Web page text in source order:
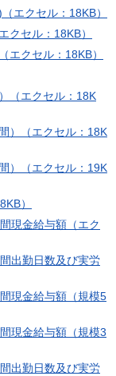
エクセル：18KB）
クセル：18KB）
エクセル：18KB）
（エクセル：18K
）（エクセル：18K
）（エクセル：19K
）
現金給与額（エク
出勤日数及び実労
現金給与額（規模5
現金給与額（規模3
出勤日数及び実労